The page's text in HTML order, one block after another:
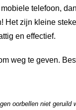
telefoon,
Het zijn kleine
en effectief.
weg te geven.
oorbellen niet geruild